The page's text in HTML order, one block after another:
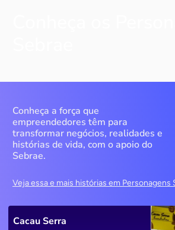
Conheça a força que
empreendedores têm para
transformar negócios, realidades e
histórias de vida, com o apoio do
Sebrae.
Veja essa e mais histórias em Personagens
Cacau Serra